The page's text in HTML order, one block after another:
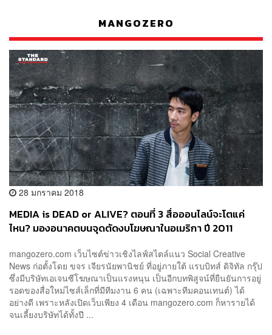
MANGOZERO
28 มกราคม 2018
MEDIA is DEAD or ALIVE? ตอนที่ 3 สื่อออนไลน์จะโตแค่
ไหน? มองอนาคตบนจุดตัดงบโฆษณาในอเมริกา ปี 2011
mangozero.com เว็บไซต์ข่าวเชิงไลฟ์สไตล์แนว Social Creative
News ก่อตั้งโดย ขจร เจียรนัยพานิชย์ ที่อยู่ภายใต้ แรบบิทส์ ดิจิทัล กรุ๊ป
ซึ่งมีบริษัทเอเจนซีโฆษณาเป็นแรงหนุน เป็นอีกบทพิสูจน์ที่ยืนยันการอยู่
รอดของสื่อใหม่ไซส์เล็กที่มีทีมงาน 6 คน (เฉพาะทีมคอนเทนต์) ได้
อย่างดี เพราะหลังเปิดเว็บเพียง 4 เดือน mangozero.com ก็หารายได้
จนเลี้ยงบริษัทได้ทั้งปี ...